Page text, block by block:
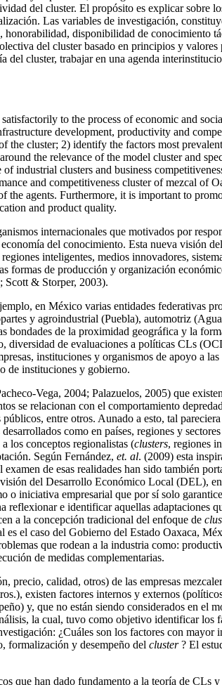
del cluster. El propósito es explicar sobre
Las variables de investigación,
disponibilidad de conocimiento
del cluster basado en principios y
cluster, trabajar en una agenda
to the process of economic and
development, productivity and
the cluster; 2) identify the factors most
the relevance of the model cluster and
clusters and business
and competitiveness cluster of mezcal of
agents. Furthermore, it is important to
and product quality.
internacionales que motivados por
del conocimiento. Esta nueva visión
regiones inteligentes, medios innovadores,
formas de producción y organización
Scott & Storper, 2003).
en México varias entidades federativas
y agroindustrial (Puebla), automotriz
bondades de la proximidad geográfica y la
diversidad de evaluaciones a políticas CLs
instituciones y organismos de apoyo a
de instituciones y gobierno.
Vega, 2004; Palazuelos, 2005) que
se relacionan con el comportamiento
entre otros. Aunado a esto, tal
como en países, regiones y
los conceptos regionalistas (clusters, regiones
Según Fernández, et. al. (2009) esta
de esas realidades han sido también
del Desarrollo Económico Local (DEL),
o iniciativa empresarial que por sí solo
e identificar aquellas adaptaciones
a la concepción tradicional del enfoque de
el caso del Gobierno del Estado Oaxaca,
que rodean a la industria como:
de medidas complementarias.
calidad, otros) de las empresas
existen factores internos y externos
y, que no están siendo considerados en el
la cual, tuvo como objetivo identificar los
¿Cuáles son los factores con mayor
formalización y desempeño del cluster? El
que han dado fundamento a la teoría de CLs